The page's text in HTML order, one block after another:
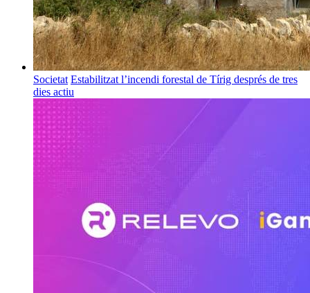
Societat Estabilitzat l’incendi forestal de Tírig després de tres
dies actiu